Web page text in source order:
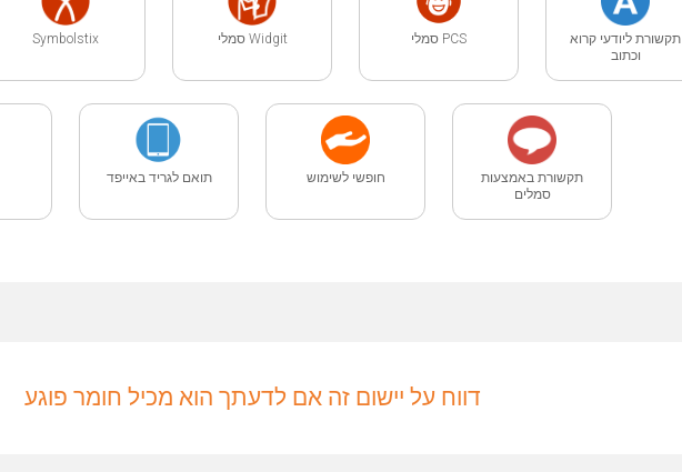
תקשורת ליודעי קרוא
וכתוב
PCS סמלי Widgit סמלי Symbolstix
תקשורת באמצעות
סמלים
חופשי לשימוש תואם לגריד באייפד
דווח על יישום זה אם לדעתך הוא מכיל חומר פוגע